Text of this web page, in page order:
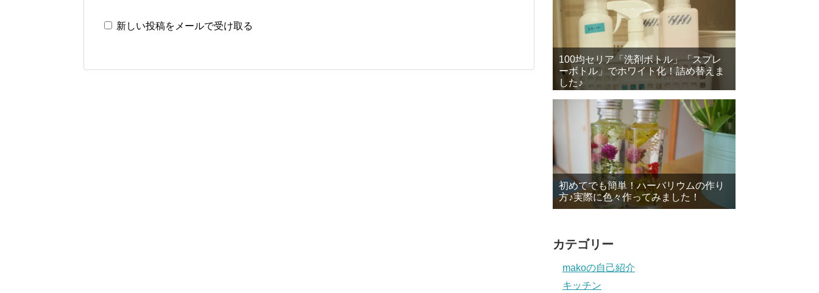
新しい投稿をメールで受け取る
100均セリア「洗剤ボトル」「スプレ
ーボトル」でホワイト化！詰め替えま
した♪
初めてでも簡単！ハーバリウムの作り
方♪実際に色々作ってみました！
カテゴリー
makoの自己紹介
キッチン